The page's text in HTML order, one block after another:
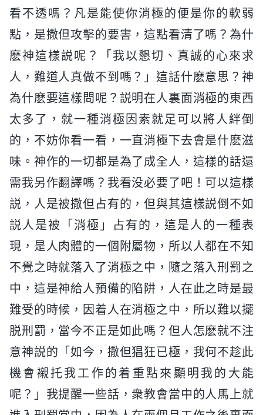
看不透嗎？凡是能使你消極的便是你的軟弱
點，是撒但攻擊的要害，這點看清了嗎？為什
麽神這樣説呢？「我以懇切、真誠的心來求
人，難道人真做不到嗎？」這話什麽意思？神
為什麽要這樣問呢？説明在人裏面消極的東西
太多了，就一種消極因素就足可以將人絆倒
的，不妨你看一看，一直消極下去會是什麽滋
味。神作的一切都是為了成全人，這樣的話還
需我另作翻譯嗎？我看没必要了吧！可以這樣
説，人是被撒但占有的，但與其這樣説倒不如
説人是被「消極」占有的，這是人的一種表
現，是人肉體的一個附屬物，所以人都在不知
不覺之時就落入了消極之中，隨之落入刑罰之
中，這是神給人預備的陷阱，人在此之時是最
難受的時候，因着人在消極之中，所以難以擺
脱刑罰，當今不正是如此嗎？但人怎麽就不注
意神説的「如今，撒但猖狂已極，我何不趁此
機會襯托我工作的着重點來顯明我的大能
呢？」我提醒一些話，衆教會當中的人馬上就